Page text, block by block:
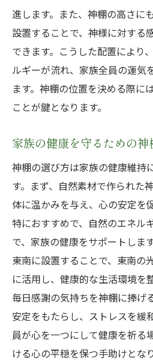
進します。また、神棚の高さに
設置することで、神様に対する
できます。こうした配置により
ルギーが流れ、家族全員の運気
ます。神棚の位置を決める際に
ことが鍵となります。
家族の健康を守るための神
神棚の選び方は家族の健康維持
す。まず、自然素材で作られた
体に温かみを与え、心の安定を
特におすすめで、自然のエネル
で、家族の健康をサポートしま
東南に設置することで、東南の
に活用し、健康的な生活環境を
毎日感謝の気持ちを神棚に捧げ
安定をもたらし、ストレスを緩
員が心を一つにして健康を祈る
ける心の平穏を保つ手助けとな